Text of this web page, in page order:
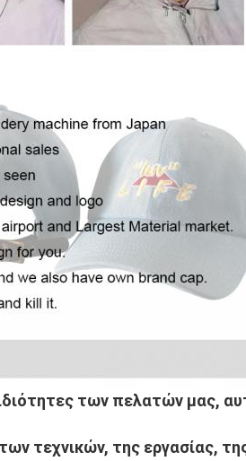
των πελατών μας,
τεχνικών, της εργασίας,